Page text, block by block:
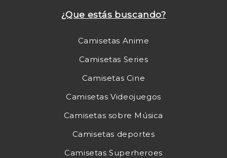
¿Que estás buscando?
Camisetas Anime
Camisetas Series
Camisetas Cine
Camisetas Videojuegos
Camisetas sobre Música
Camisetas deportes
Camisetas Superheroes